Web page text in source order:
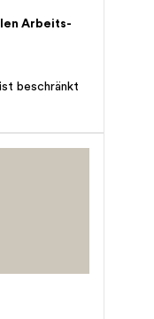
Arbeits-
beschränkt